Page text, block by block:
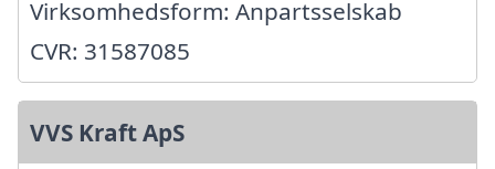
Virksomhedsform: Anpartsselskab
CVR: 31587085
VVS Kraft ApS